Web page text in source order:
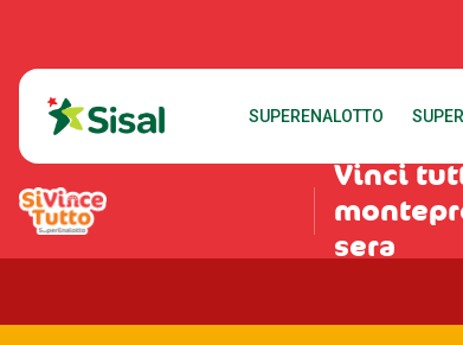
SUPERENALOTTO
Vinci
sera